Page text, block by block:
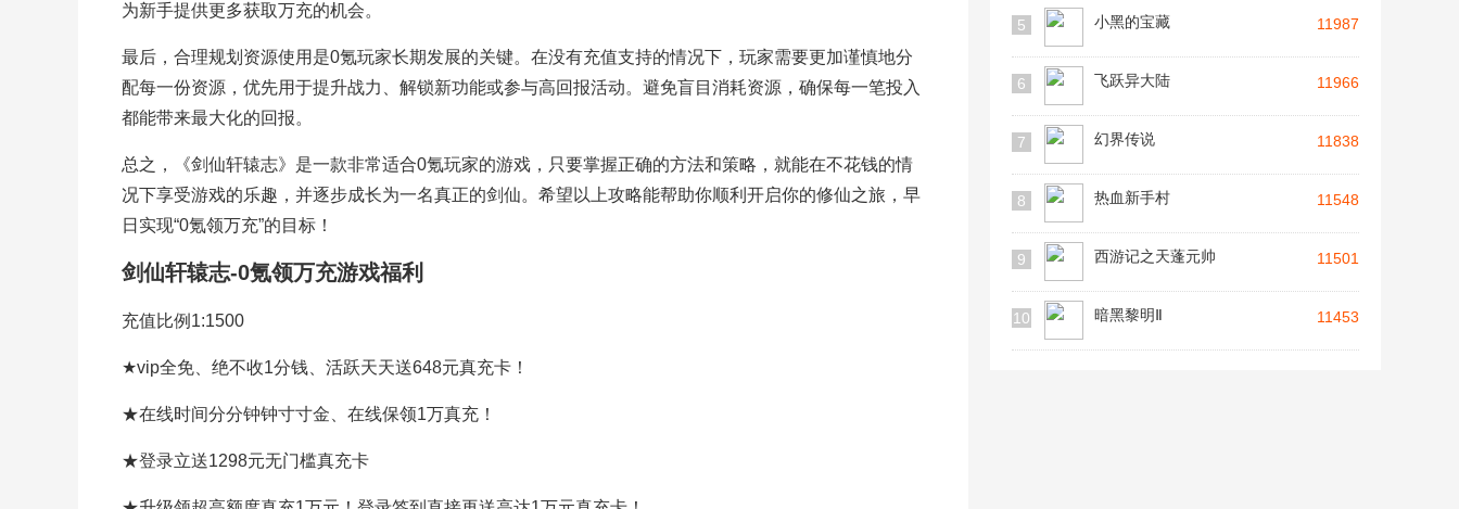
为新手提供更多获取万充的机会。
最后，合理规划资源使用是0氪玩家长期发展的关键。在没有充值支持的情况下，玩家需要更加谨慎地分
配每一份资源，优先用于提升战力、解锁新功能或参与高回报活动。避免盲目消耗资源，确保每一笔投入
都能带来最大化的回报。
总之，《剑仙轩辕志》是一款非常适合0氪玩家的游戏，只要掌握正确的方法和策略，就能在不花钱的情
况下享受游戏的乐趣，并逐步成长为一名真正的剑仙。希望以上攻略能帮助你顺利开启你的修仙之旅，早
日实现“0氪领万充”的目标！
剑仙轩辕志-0氪领万充游戏福利
充值比例1:1500
★vip全免、绝不收1分钱、活跃天天送648元真充卡！
★在线时间分分钟钟寸寸金、在线保领1万真充！
★登录立送1298元无门槛真充卡
5 小黑的宝藏 11987
6 飞跃异大陆 11966
7 幻界传说 11838
8 热血新手村 11548
9 西游记之天蓬元帅 11501
10 暗黑黎明Ⅱ 11453